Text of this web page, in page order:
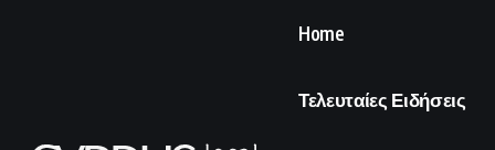
Home
Τελευταίες Ειδήσεις